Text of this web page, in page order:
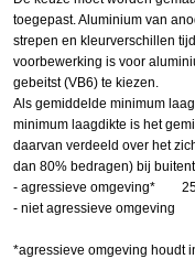
toegepast. Aluminium van
strepen en kleurverschillen
voorbewerking is voor
gebeitst (VB6) te kiezen.
Als gemiddelde minimum
minimum laagdikte is het
daarvan verdeeld over het
dan 80% bedragen) bij
- agressieve omgeving*
- niet agressieve
*agressieve omgeving houdt